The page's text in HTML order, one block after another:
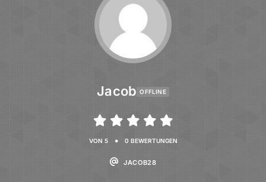
Jacob OFFLINE
VON 5 • 0 BEWERTUNGEN
JACOB28